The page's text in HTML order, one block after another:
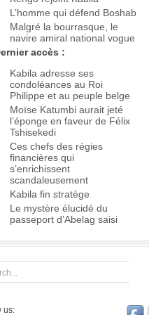
L’homme qui défend Boshab
Malgré la bourrasque, le
navire amiral national vogue
accès :
Kabila adresse ses
condoléances au Roi
Philippe et au peuple belge
Moïse Katumbi aurait jeté
l’éponge en faveur de Félix
Tshisekedi
Ces chefs des régies
financières qui
s’enrichissent
scandaleusement
Kabila fin stratège
Le mystère élucidé du
passeport d’Abelag saisi
us: